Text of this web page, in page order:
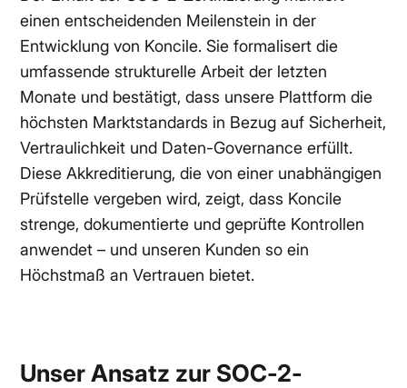
einen entscheidenden Meilenstein in der
Entwicklung von Koncile. Sie formalisert die
umfassende strukturelle Arbeit der letzten
Monate und bestätigt, dass unsere Plattform die
höchsten Marktstandards in Bezug auf Sicherheit,
Vertraulichkeit und Daten-Governance erfüllt.
Diese Akkreditierung, die von einer unabhängigen
Prüfstelle vergeben wird, zeigt, dass Koncile
strenge, dokumentierte und geprüfte Kontrollen
anwendet – und unseren Kunden so ein
Höchstmaß an Vertrauen bietet.
Unser Ansatz zur SOC-2-